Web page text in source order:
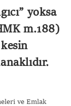
yoksa
m.188)
ve Emlak